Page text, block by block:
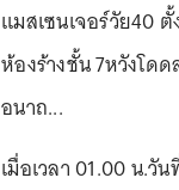
แมสเซนเจอร์วัย40
ห้องร้างชั้น 7หวังโด
อนาถ...
เมื่อเวลา 01.00 น.วั